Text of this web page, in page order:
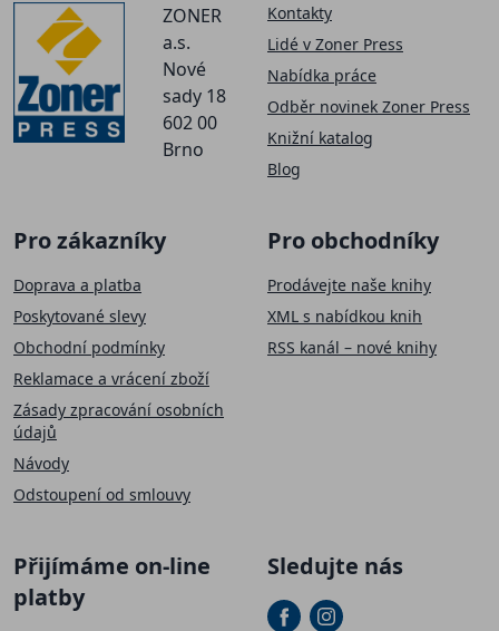
ZONER
a.s.
Nové
sady 18
602 00
Brno
Kontakty
Lidé v Zoner Press
Nabídka práce
Odběr novinek Zoner Press
Knižní katalog
Blog
Pro zákazníky
Doprava a platba
Poskytované slevy
Obchodní podmínky
Reklamace a vrácení zboží
Zásady zpracování osobních
údajů
Návody
Odstoupení od smlouvy
Pro obchodníky
Prodávejte naše knihy
XML s nabídkou knih
RSS kanál – nové knihy
Přijímáme on-line
platby
Sledujte nás